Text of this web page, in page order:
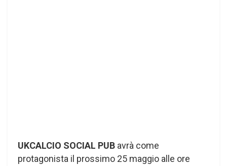
UKCALCIO SOCIAL PUB avrà come
protagonista il prossimo 25 maggio alle ore